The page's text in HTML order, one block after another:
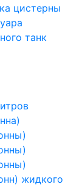
цистерны
танк
жидкого